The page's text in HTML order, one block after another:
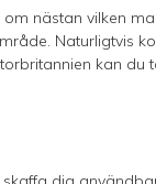
nästan vilken
Naturligtvis
kan du